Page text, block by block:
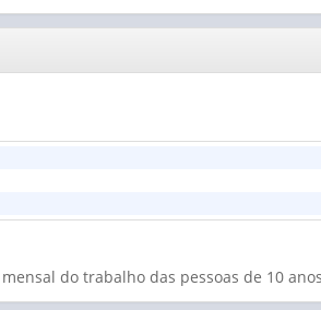
do trabalho das pessoas de 10